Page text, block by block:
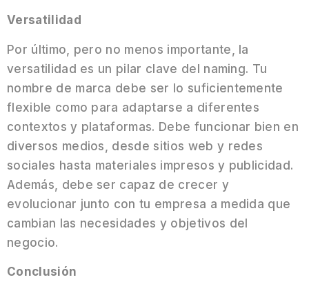
Versatilidad
Por último, pero no menos importante, la
versatilidad es un pilar clave del naming. Tu
nombre de marca debe ser lo suficientemente
flexible como para adaptarse a diferentes
contextos y plataformas. Debe funcionar bien en
diversos medios, desde sitios web y redes
sociales hasta materiales impresos y publicidad.
Además, debe ser capaz de crecer y
evolucionar junto con tu empresa a medida que
cambian las necesidades y objetivos del
negocio.
Conclusión